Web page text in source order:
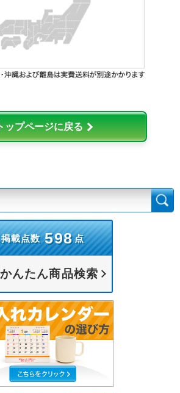
ップページに戻る
掲載点数 598点
かんたん商品検索